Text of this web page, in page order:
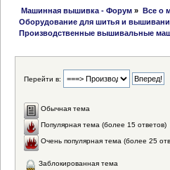
Машинная вышивка - Форум » Все о
Оборудование для шитья и
Производственные вышивальные
Перейти в:
Обычная тема
Популярная тема (более 15 ответов)
Очень популярная тема (более 25
Заблокированная тема